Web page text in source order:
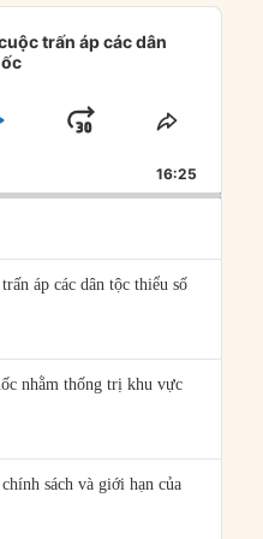
trấn áp các dân
JUMP
FORWARD
SHARE
16:25
áp các dân tộc thiểu số
nhằm thống trị khu vực
sách và giới hạn của